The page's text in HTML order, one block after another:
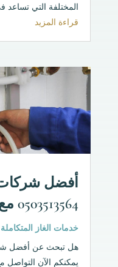
المختلفة التي تساعد
قراءة المزيد
أفضل شركات
0503513564 مع الخصم
خدمات الغاز المتكاملة
هل تبحث عن أفضل
يمكنكم الآن